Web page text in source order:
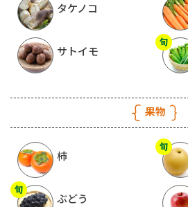
タケノコ
サトイモ
果物
柿
ぶどう